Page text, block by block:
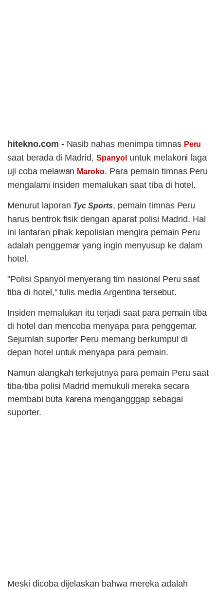
hitekno.com - Nasib nahas menimpa timnas Peru
saat berada di Madrid,Spanyol untuk melakoni laga
uji coba melawan Maroko. Para pemain timnas Peru
mengalami insiden memalukan saat tiba di hotel.
Menurut laporan Tyc Sports, pemain timnas Peru
harus bentrok fisik dengan aparat polisi Madrid. Hal
ini lantaran pihak kepolisian mengira pemain Peru
adalah penggemar yang ingin menyusup ke dalam
hotel.
"Polisi Spanyol menyerang tim nasional Peru saat
tiba di hotel," tulis media Argentina tersebut.
Insiden memalukan itu terjadi saat para pemain tiba
di hotel dan mencoba menyapa para penggemar.
Sejumlah suporter Peru memang berkumpul di
depan hotel untuk menyapa para pemain.
Namun alangkah terkejutnya para pemain Peru saat
tiba-tiba polisi Madrid memukuli mereka secara
membabi buta karena mengangggap sebagai
suporter.
Meski dicoba dijelaskan bahwa mereka adalah